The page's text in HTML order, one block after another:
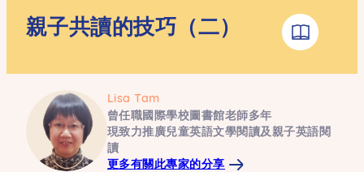
親子共讀的技巧（二）
Lisa Tam
曾任職國際學校圖書館老師多年
現致力推廣兒童英語文學閱讀及親子英語閱
讀
更多有關此專家的分享